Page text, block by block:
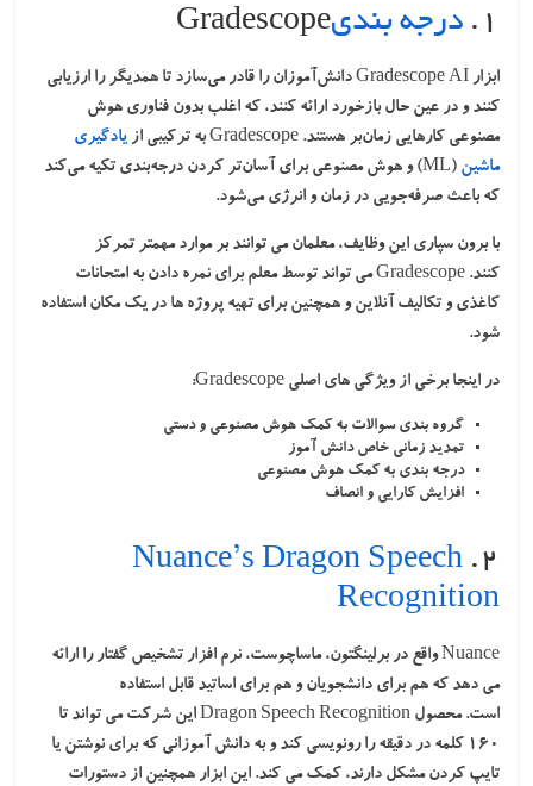
۱. درجه بندیGradescope
ابزار Gradescope AI دانش‌آموزان را قادر می‌سازد تا همدیگر را ارزیابی
کنند و در عین حال بازخورد ارائه کنند، که اغلب بدون فناوری هوش
مصنوعی کارهایی زمان‌بر هستند. Gradescope به ترکیبی از
یادگیری
ماشین
(ML) و هوش مصنوعی برای آسان‌تر کردن درجه‌بندی تکیه می‌کند
که باعث صرفه‌جویی در زمان و انرژی می‌شود.
با برون سپاری این وظایف، معلمان می توانند بر موارد مهمتر تمرکز
کنند. Gradescope می تواند توسط معلم برای نمره دادن به امتحانات
کاغذی و تکالیف آنلاین و همچنین برای تهیه پروژه ها در یک مکان استفاده
شود.
در اینجا برخی از ویژگی های اصلی Gradescope:
گروه بندی سوالات به کمک هوش مصنوعی و دستی
تمدید زمانی خاص دانش آموز
درجه بندی به کمک هوش مصنوعی
افزایش کارایی و انصاف
۲.
Nuance’s Dragon Speech
Recognition
Nuance واقع در برلینگتون، ماساچوست، نرم افزار تشخیص گفتار را ارائه
می دهد که هم برای دانشجویان و هم برای اساتید قابل استفاده
است. محصول Dragon Speech Recognition این شرکت می تواند تا
160 کلمه در دقیقه را رونویسی کند و به دانش آموزانی که برای نوشتن یا
تایپ کردن مشکل دارند، کمک می کند. این ابزار همچنین از دستورات